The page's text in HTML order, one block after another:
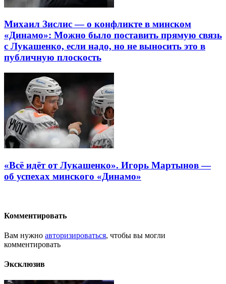
Михаил Зислис — о конфликте в минском
«Динамо»: Можно было поставить прямую связь
с Лукашенко, если надо, но не выносить это в
публичную плоскость
«Всё идёт от Лукашенко». Игорь Мартынов —
об успехах минского «Динамо»
Комментировать
Вам нужно авторизироваться, чтобы вы могли
комментировать
Эксклюзив